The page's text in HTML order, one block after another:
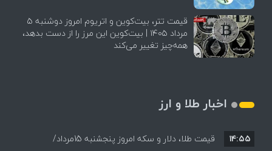
قیمت تتر، بیت‌کوین و اتریوم امروز دوشنبه ۵
مرداد ۱۴۰۵ | بیت‌کوین این مرز را از دست بدهد،
همه‌چیز تغییر می‌کند
اخبار طلا و ارز
قیمت طلا، دلار و سکه امروز پنجشنبه 15مرداد/
۱۴:۵۵